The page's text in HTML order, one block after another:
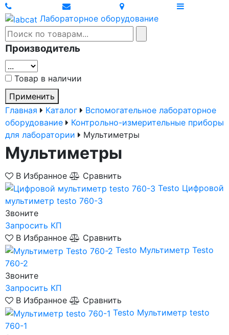
Лабораторное оборудование
Производитель
Товар в наличии
Применить
Главная
Каталог
Вспомогательное лабораторное
оборудование
Контрольно-измерительные приборы
для лаборатории
Мультиметры
Мультиметры
В Избранное
Сравнить
Testo Цифровой
мультиметр testo 760-3
Звоните
Запросить КП
В Избранное
Сравнить
Testo Мультиметр Testo
760-2
Звоните
Запросить КП
В Избранное
Сравнить
Testo Мультиметр testo
760-1